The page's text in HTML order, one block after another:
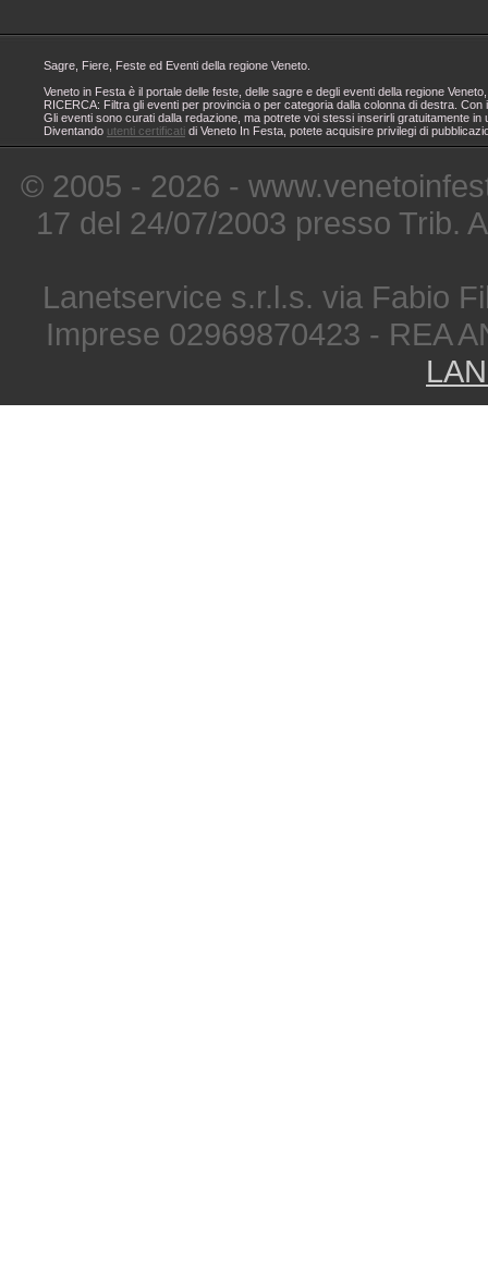
Sagre, Fiere, Feste ed Eventi della regione Veneto.
Veneto in Festa è il portale delle feste, delle sagre e degli eventi della regione
RICERCA: Filtra gli eventi per provincia o per categoria dalla colonna di destra.
Gli eventi sono curati dalla redazione, ma potrete voi stessi inserirli gratuitamente
Diventando utenti certificati di Veneto In Festa, potete acquisire privilegi di
© 2005 - 2026 -
17 del 24/07/2003 presso Trib.
Lanetservice s.r.l.s. via Fabio
Imprese 02969870423 - REA